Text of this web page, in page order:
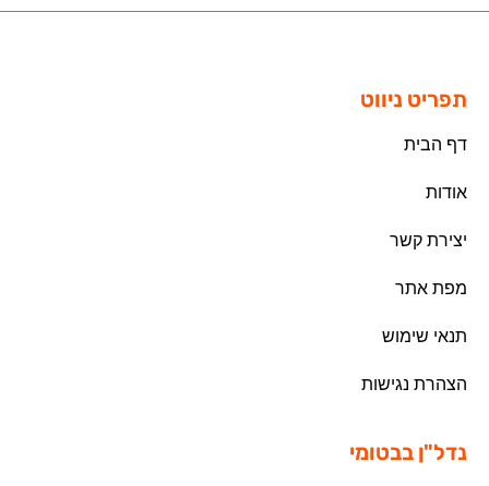
תפריט ניווט
דף הבית
אודות
יצירת קשר
מפת אתר
תנאי שימוש
הצהרת נגישות
נדל"ן בבטומי